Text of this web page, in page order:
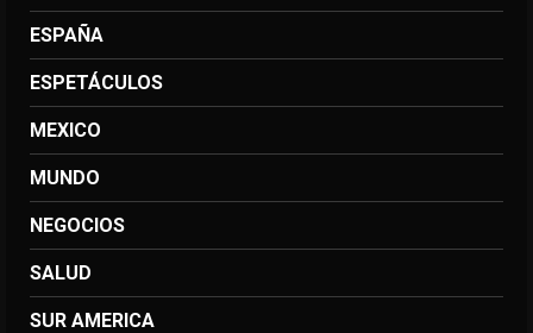
ESPAÑA
ESPETÁCULOS
MEXICO
MUNDO
NEGOCIOS
SALUD
SUR AMERICA